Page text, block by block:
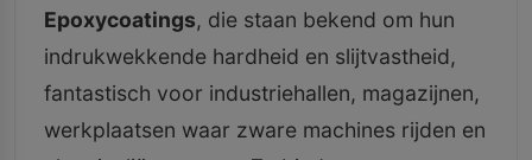
Epoxycoatings, die staan bekend om hun
indrukwekkende hardheid en slijtvastheid,
fantastisch voor industriehallen, magazijnen,
werkplaatsen waar zware machines rijden en